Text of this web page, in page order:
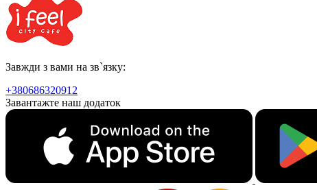
Завжди з вами на зв`язку:
+380686320912
Завантажте наш додаток